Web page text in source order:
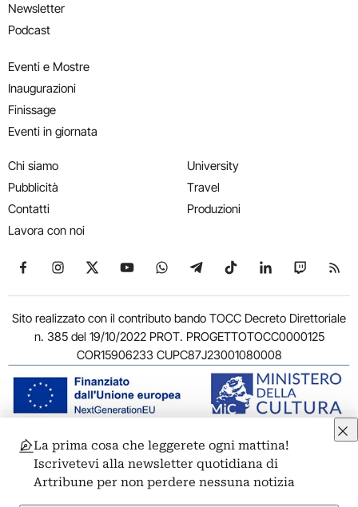
Newsletter
Podcast
Eventi e Mostre
Inaugurazioni
Finissage
Eventi in giornata
Chi siamo
Pubblicità
Contatti
Lavora con noi
University
Travel
Produzioni
Seguici su Facebook
Seguici su Instagram
Seguici su X
Seguici su YouTube
Seguici su WhatsApp
Seguici su Telegram
Seguici su TikTok
Seguici su
Seguici
Sito realizzato con il contributo bando TOCC Decreto Direttoriale
n. 385 del 19/10/2022 PROT. PROGETTOTOCC0000125
COR15906233 CUPC87J23001080008
© 2011-2026 ARTRIBUNE srl – Corso Vittorio Emanuele II, 287 –
00186 Roma - P.I. 11381581005
Privacy: Responsabile della protezione dei dati personali
La prima cosa che leggerete ogni mattina!
Iscrivetevi alla newsletter quotidiana di
Artribune per non perdere nessuna notizia